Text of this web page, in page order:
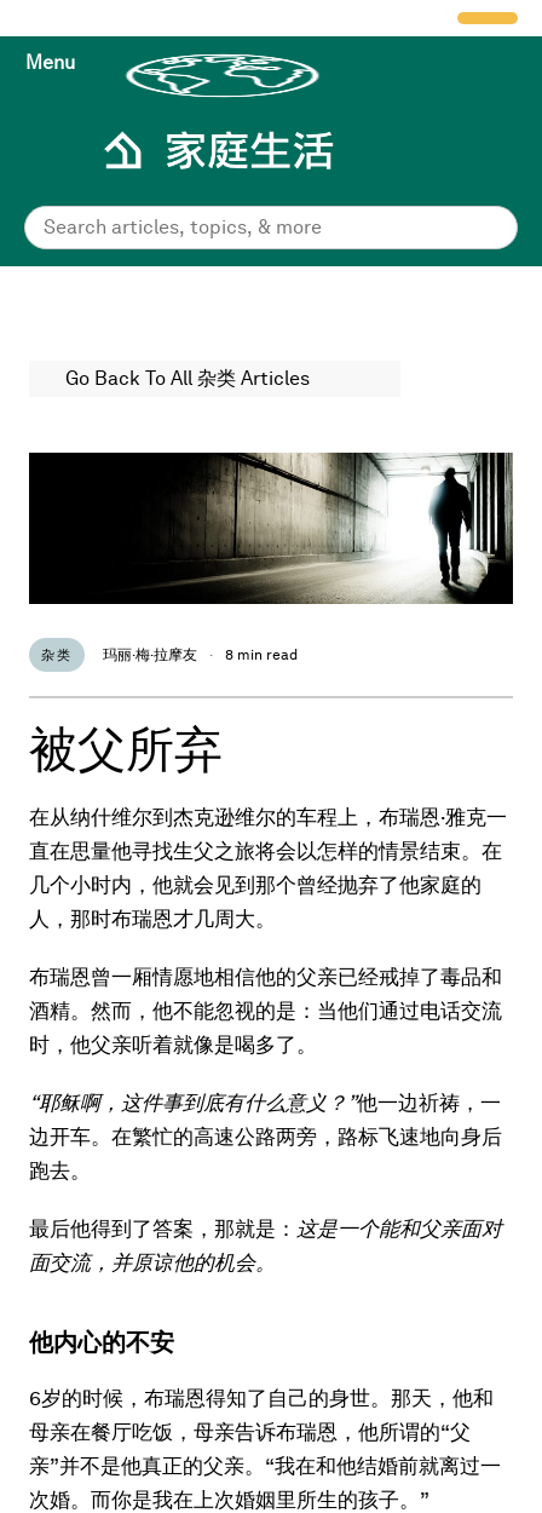
Menu
Go Back To All 杂类 Articles
杂类 玛丽·梅·拉摩友 · 8 min read
被父所弃
在从纳什维尔到杰克逊维尔的车程上，布瑞恩·雅克一
直在思量他寻找生父之旅将会以怎样的情景结束。在
几个小时内，他就会见到那个曾经抛弃了他家庭的
人，那时布瑞恩才几周大。
布瑞恩曾一厢情愿地相信他的父亲已经戒掉了毒品和
酒精。然而，他不能忽视的是：当他们通过电话交流
时，他父亲听着就像是喝多了。
“耶稣啊，这件事到底有什么意义？”他一边祈祷，一
边开车。在繁忙的高速公路两旁，路标飞速地向身后
跑去。
最后他得到了答案，那就是： 这是一个能和父亲面对
面交流，并原谅他的机会。
他内心的不安
6岁的时候，布瑞恩得知了自己的身世。那天，他和
母亲在餐厅吃饭，母亲告诉布瑞恩，他所谓的“父
亲”并不是他真正的父亲。“我在和他结婚前就离过一
次婚。而你是我在上次婚姻里所生的孩子。”